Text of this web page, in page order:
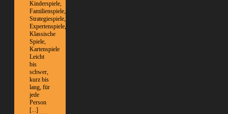
Kinderspiele,
Familienspiele,
Strategiespiele,
Expertenspiele,
Klassische
Spiele,
Kartenspiele
Leicht
bis
schwer,
kurz bis
lang, für
jede
Person
[...]